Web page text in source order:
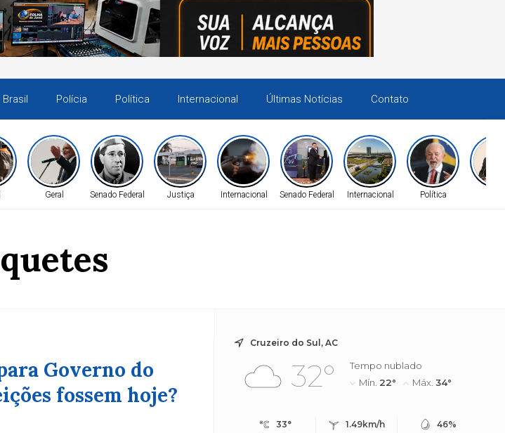
Brasil Polícia Política Internacional Últimas Notícias Contato
Geral Senado Federal Justiça Internacional Senado Federal Internacional Política
Governo do
fossem hoje?
Cruzeiro do Sul, AC
32°
Tempo nublado
Mín. 22° Máx.34°
33° 1.49km/h 46%